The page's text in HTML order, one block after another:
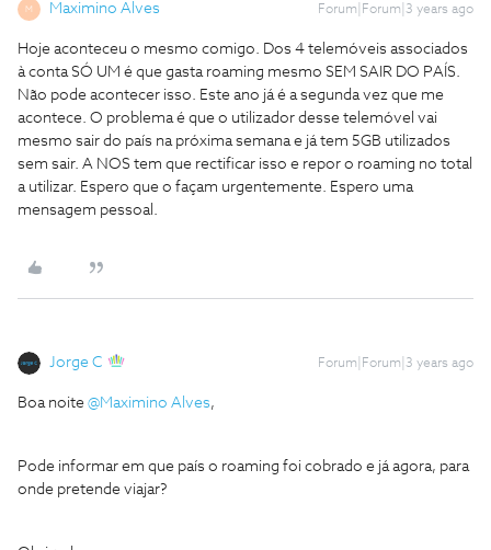
M Maximino Alves Forum|Forum|3 years ago
Hoje aconteceu o mesmo comigo. Dos 4 telemóveis associados
à conta SÓ UM é que gasta roaming mesmo SEM SAIR DO PAÍS.
Não pode acontecer isso. Este ano já é a segunda vez que me
acontece. O problema é que o utilizador desse telemóvel vai
mesmo sair do país na próxima semana e já tem 5GB utilizados
sem sair. A NOS tem que rectificar isso e repor o roaming no total
a utilizar. Espero que o façam urgentemente. Espero uma
mensagem pessoal.
Jorge C Forum|Forum|3 years ago
Boa noite @Maximino Alves,
Pode informar em que país o roaming foi cobrado e já agora, para
onde pretende viajar?